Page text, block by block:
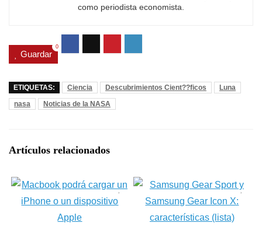
como periodista economista.
Guardar
0
ETIQUETAS: Ciencia Descubrimientos Cient??ficos
Luna
nasa
Noticias de la NASA
Artículos relacionados